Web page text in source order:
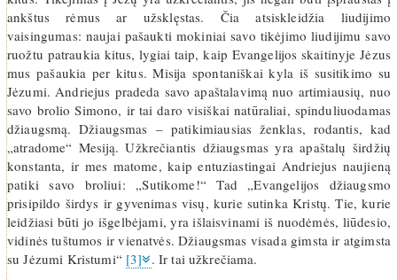
ankštus rėmus ar užsklęstas. Čia atsiskleidžia liudijimo
vaisingumas: naujai pašaukti mokiniai savo tikėjimo liudijimu savo
ruožtu patraukia kitus, lygiai taip, kaip Evangelijos skaitinyje Jėzus
mus pašaukia per kitus. Misija spontaniškai kyla iš susitikimo su
Jėzumi. Andriejus pradeda savo apaštalavimą nuo artimiausių, nuo
savo brolio Simono, ir tai daro visiškai natūraliai, spinduliuodamas
džiaugsmą. Džiaugsmas – patikimiausias ženklas, rodantis, kad
„atradome“ Mesiją. Užkrečiantis džiaugsmas yra apaštalų širdžių
konstanta, ir mes matome, kaip entuziastingai Andriejus naujieną
patiki savo broliui: „Sutikome!“ Tad „Evangelijos džiaugsmo
prisipildo širdys ir gyvenimas visų, kurie sutinka Kristų. Tie, kurie
leidžiasi būti jo išgelbėjami, yra išlaisvinami iš nuodėmės, liūdesio,
vidinės tuštumos ir vienatvės. Džiaugsmas visada gimsta ir atgimsta
su Jėzumi Kristumi“ [3] . Ir tai užkrečiama.